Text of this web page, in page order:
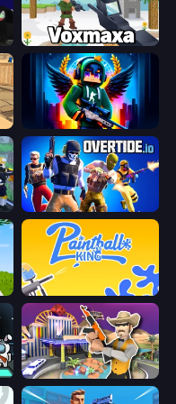
Voxmaxa
Overtide.io
Paintball King
Casino Robbery